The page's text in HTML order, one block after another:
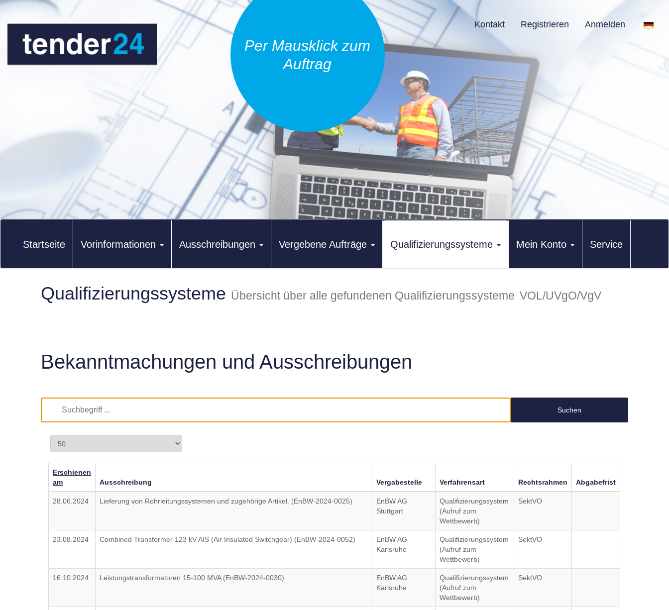
Per Mausklick zum
Auftrag
Kontakt Registrieren Anmelden
Startseite Vorinformationen Ausschreibungen Vergebene Aufträge Qualifizierungssysteme Mein Konto Service
Qualifizierungssysteme Übersicht über alle gefundenen Qualifizierungssysteme VOL/UVgO/VgV
Bekanntmachungen und Ausschreibungen
Suchen
Erschienen
am
Ausschreibung Vergabestelle Verfahrensart Rechtsrahmen Abgabefrist
28.06.2024 Lieferung von Rohrleitungssystemen und zugehörige Artikel. (EnBW-2024-0025)
EnBW AG
Stuttgart
Qualifizierungssystem
(Aufruf zum
Wettbewerb)
SektVO
23.08.2024 Combined Transformer 123 kV AIS (Air Insulated Switchgear) (EnBW-2024-0052)
EnBW AG
Karlsruhe
Qualifizierungssystem
(Aufruf zum
Wettbewerb)
SektVO
16.10.2024 Leistungstransformatoren 15-100 MVA (EnBW-2024-0030)
EnBW AG
Karlsruhe
Qualifizierungssystem
(Aufruf zum
Wettbewerb)
SektVO